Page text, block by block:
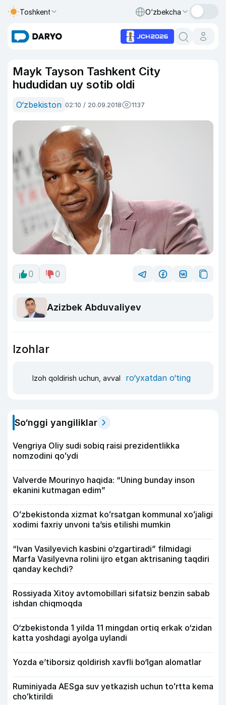
Toshkent O‘zbekcha
Mayk Tayson Tashkent City
hududidan uy sotib oldi
O‘zbekiston 02:10 / 20.09.2018 1137
0 0
Azizbek Abduvaliyev
Izohlar
Izoh qoldirish uchun, avval ro‘yxatdan o‘ting
So‘nggi yangiliklar
Vengriya Oliy sudi sobiq raisi prezidentlikka
nomzodini qoʻydi
Valverde Mourinyo haqida: “Uning bunday inson
ekanini kutmagan edim”
Oʻzbekistonda xizmat koʻrsatgan kommunal xoʻjaligi
xodimi faxriy unvoni taʼsis etilishi mumkin
“Ivan Vasilyevich kasbini o‘zgartiradi” filmidagi
Marfa Vasilyevna rolini ijro etgan aktrisaning taqdiri
qanday kechdi?
Rossiyada Xitoy avtomobillari sifatsiz benzin sabab
ishdan chiqmoqda
O‘zbekistonda 1 yilda 11 mingdan ortiq erkak o‘zidan
katta yoshdagi ayolga uylandi
Yozda e’tiborsiz qoldirish xavfli bo‘lgan alomatlar
Ruminiyada AESga suv yetkazish uchun toʻrtta kema
choʻktirildi